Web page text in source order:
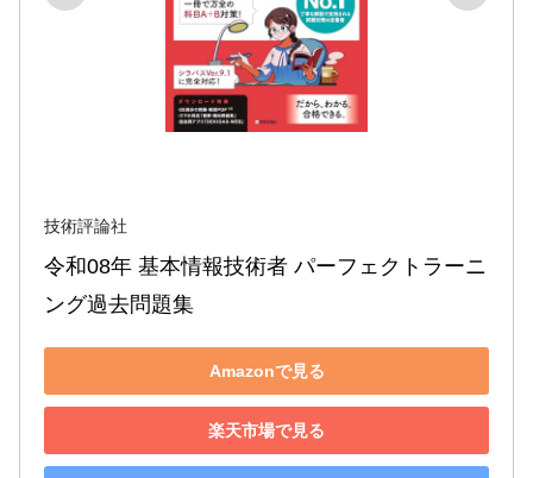
技術評論社
令和08年 基本情報技術者 パーフェクトラーニ
ング過去問題集
Amazonで見る
楽天市場で見る